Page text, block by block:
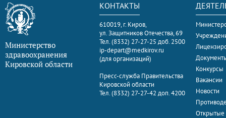
Министерство
здравоохранения
Кировской области
КОНТАКТЫ
610019, г. Киров,
ул. Защитников Отечества, 69
Тел. (8332) 27-27-25 доб. 2500
ip-depart@medkirov.ru
(для организаций)
Пресс-служба Правительства
Кировской области
Тел. (8332) 27-27-42 доп. 4200
Конкурсы
Вакансии
Новости